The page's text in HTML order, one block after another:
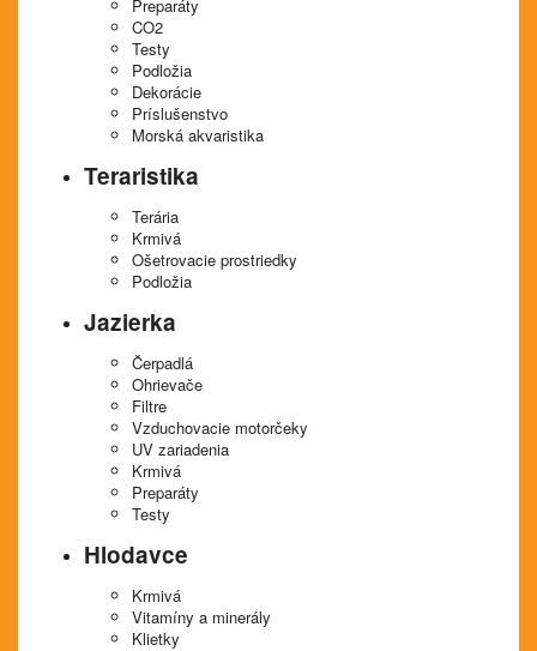
Preparáty
CO2
Testy
Podložia
Dekorácie
Príslušenstvo
Morská akvaristika
Teraristika
Terária
Krmivá
Ošetrovacie prostriedky
Podložia
Jazierka
Čerpadlá
Ohrievače
Filtre
Vzduchovacie motorčeky
UV zariadenia
Krmivá
Preparáty
Testy
Hlodavce
Krmivá
Vitamíny a minerály
Klietky